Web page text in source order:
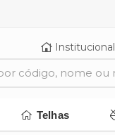
Institucional
Telhas